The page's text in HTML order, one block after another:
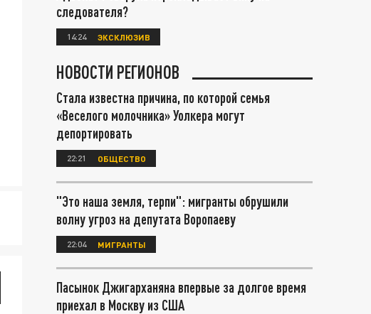
следователя?
14:24 ЭКСКЛЮЗИВ
НОВОСТИ РЕГИОНОВ
Стала известна причина, по которой семья
«Веселого молочника» Уолкера могут
депортировать
22:21 ОБЩЕСТВО
"Это наша земля, терпи": мигранты обрушили
волну угроз на депутата Воропаеву
22:04 МИГРАНТЫ
Пасынок Джигарханяна впервые за долгое время
приехал в Москву из США